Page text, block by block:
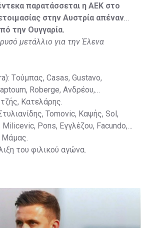
Cipetic, Kovasic, Jovicic, Szeles,
Mesanovic.
παρατάσσεται η ΑΕΚ στο
στην Αυστρία απέναντι
την Ουγγαρία.
μετάλλιο για την Έλενα
Tούμπας, Casas, Gustavo,
Roberge, Aνδρέου,
Κατελάρης.
Tomovic, Καψής, Sol,
Milicevic, Pons, Εγγλέζου, Facundo,
Μάμας.
του φιλικού αγώνα.